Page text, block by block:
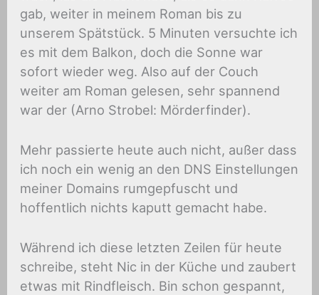
gab, weiter in meinem Roman bis zu
unserem Spätstück. 5 Minuten versuchte ich
es mit dem Balkon, doch die Sonne war
sofort wieder weg. Also auf der Couch
weiter am Roman gelesen, sehr spannend
war der (Arno Strobel: Mörderfinder).
Mehr passierte heute auch nicht, außer dass
ich noch ein wenig an den DNS Einstellungen
meiner Domains rumgepfuscht und
hoffentlich nichts kaputt gemacht habe.
Während ich diese letzten Zeilen für heute
schreibe, steht Nic in der Küche und zaubert
etwas mit Rindfleisch. Bin schon gespannt,